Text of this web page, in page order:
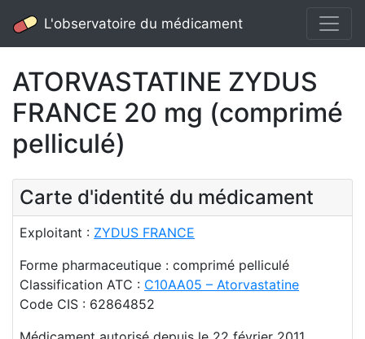
L'observatoire du médicament
ATORVASTATINE ZYDUS
FRANCE 20 mg (comprimé
pelliculé)
Carte d'identité du médicament
Exploitant : ZYDUS FRANCE
Forme pharmaceutique : comprimé pelliculé
Classification ATC : C10AA05 – Atorvastatine
Code CIS : 62864852